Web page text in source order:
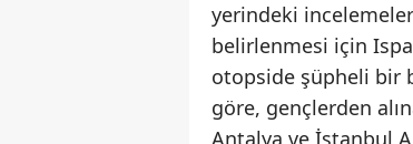
yerindeki
belirlenmesi için
otopside şüpheli bir
göre, gençlerden